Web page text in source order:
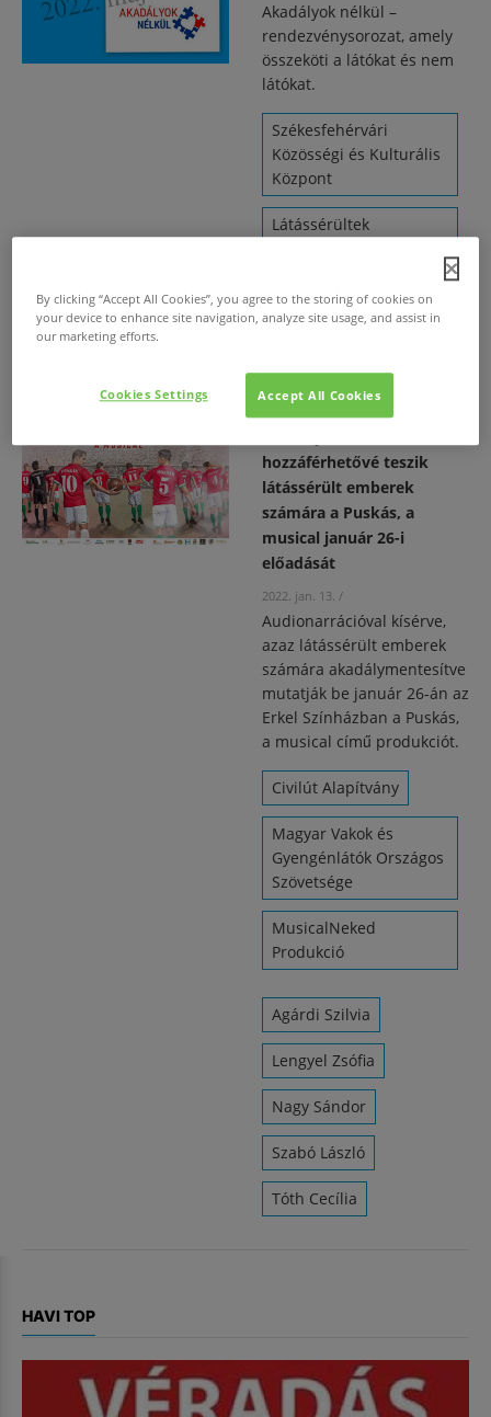
Akadályok nélkül –
rendezvénysorozat, amely
összeköti a látókat és nem
látókat.
Székesfehérvári
Közösségi és Kulturális
Központ
Látássérültek
hozzáférhetővé teszik
látássérült emberek
számára a Puskás, a
musical január 26-i
előadását
2022. jan. 13. /
Audionarrációval kísérve,
azaz látássérült emberek
számára akadálymentesítve
mutatják be január 26-án az
Erkel Színházban a Puskás,
a musical című produkciót.
Civilút Alapítvány
Magyar Vakok és
Gyengénlátók Országos
Szövetsége
MusicalNeked
Produkció
Agárdi Szilvia
Lengyel Zsófia
Nagy Sándor
Szabó László
Tóth Cecília
HAVI TOP
By clicking “Accept All Cookies”, you agree to the storing of cookies on
your device to enhance site navigation, analyze site usage, and assist in
our marketing efforts.
Accept All Cookies
Cookies Settings